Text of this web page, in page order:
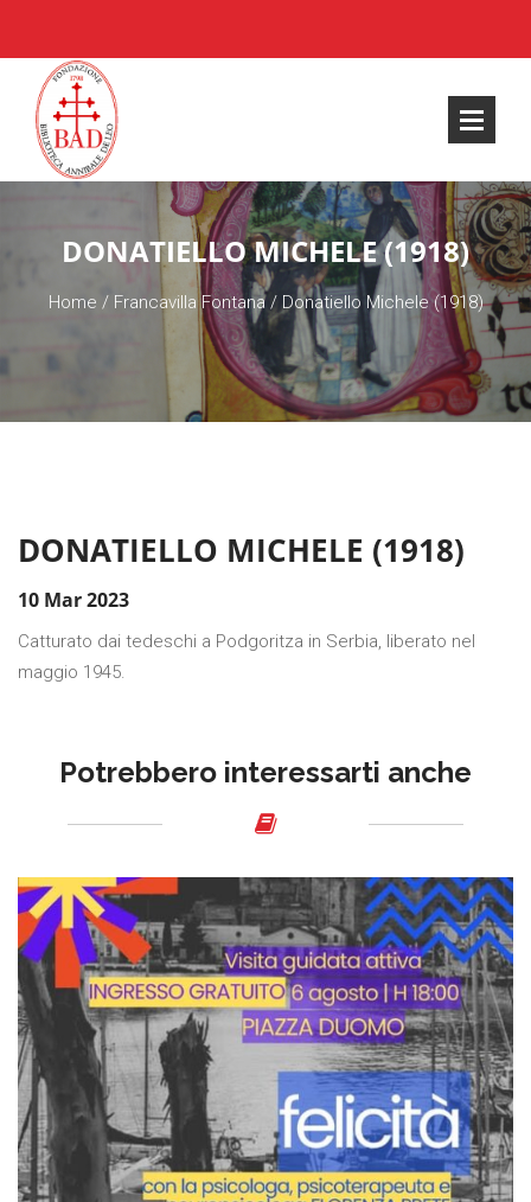
DONATIELLO MICHELE (1918)
Home / Francavilla Fontana/ Donatiello Michele (1918)
DONATIELLO MICHELE (1918)
10 Mar 2023
Catturato dai tedeschi a Podgoritza in Serbia, liberato nel
maggio 1945.
Potrebbero interessarti anche